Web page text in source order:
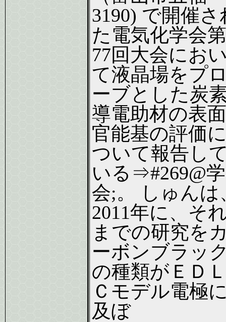
3190) で開催さ
た電気化学会第
77回大会にお
て液晶場をプ
ーブとした炭
導電助材の表面
官能基の評価
ついて報告し
いる⇒#269@学
会;。 しゅんは
2011年に、そ
までの研究を
ーボンブラッ
の種類がＥＤ
Ｃモデル電極
及ぼ